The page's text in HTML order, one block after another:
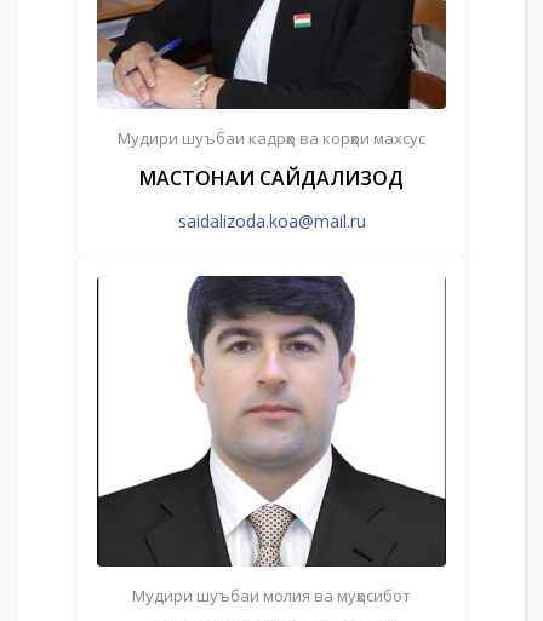
Мудири шуъбаи кадрҳо ва корҳои махсус
МАСТОНАИ САЙДАЛИЗОД
saidalizoda.koa@mail.ru
Мудири шуъбаи молия ва муҳосибот